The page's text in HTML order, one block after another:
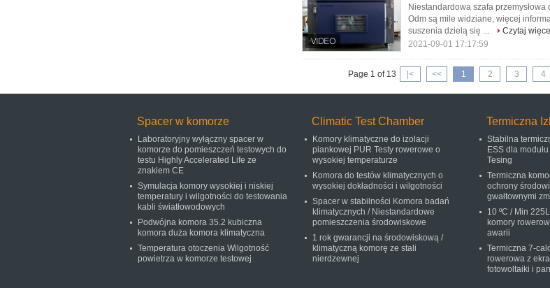
Niestandardowa szafa
Odm są mile widziane, więcej
suszenia dzielą się ...
Czytaj
2021-09-01 17:17:59
Page 1 of 13 |< << 1 2 3 4
Spacer w komorze
Laboratoryjny wyłączny spacer w
komorze do pomieszczeń testowych do
testu Highly Accelerated Life ze
znakiem CE
Symulacja komory wysokiej i niskiej
temperatury i wilgotności do testowania
kabli światłowodowych
Podwójna komora 35.2 kubiczna
komora duża komora klimatyczna
Temperatura otoczenia Wilgotność
powietrza w komorze testowej
Climatic Test Chamber
Komory klimatyczne do izolacji
piankowej PUR Testy rowerowe o
wysokiej temperaturze
Komora do testów klimatycznych o
wysokiej dokładności i wilgotności
Spacer w stabilności Komora badań
klimatycznych / Niestandardowe
pomieszczenia środowiskowe
1 rok gwarancji na środowiskową /
klimatyczną komorę ze stali
nierdzewnej
Termiczna
Stabilna
ESS dla
Tesing
Termiczna
ochrony
gwałtownymi
10 ºC / Min
komory
awarii
Termiczna 7-
rowerowa z
fotowoltaiki i